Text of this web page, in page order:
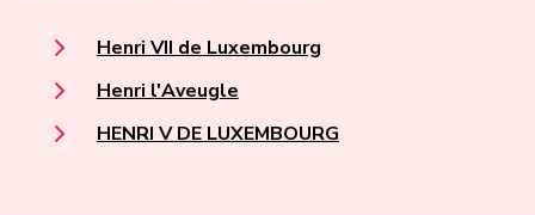
Henri VII de Luxembourg
Henri l'Aveugle
HENRI V DE LUXEMBOURG